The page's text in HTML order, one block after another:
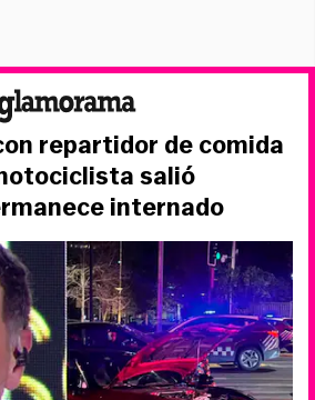
repartidor de comida
salió
internado